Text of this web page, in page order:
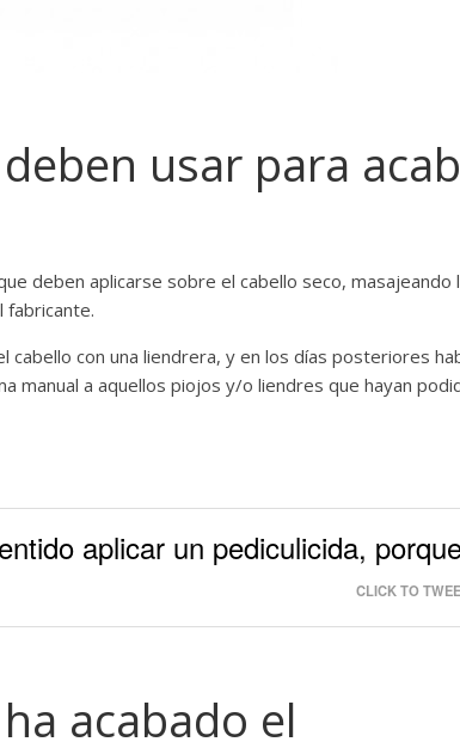
usar para
deben aplicarse sobre el cabello seco, masajeando
fabricante.
con una liendrera, y en los días posteriores
manual a aquellos piojos y/o liendres que hayan
aplicar un pediculicida,
CLICK TO
acabado el